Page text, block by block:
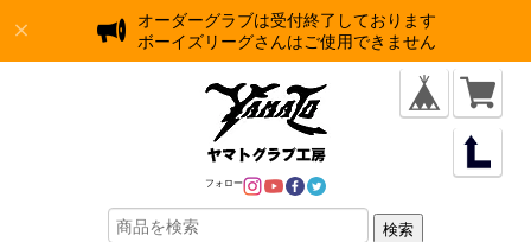
オーダーグラブは受付終了しております
ボーイズリーグさんはご使用できません
フォロー
検索